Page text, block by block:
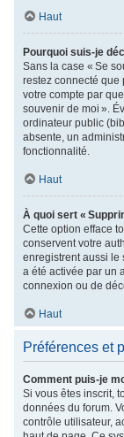
Haut
Pourquoi suis-je
Sans la case « Se
restez connecté que
votre compte par
souvenir de moi ».
ordinateur public
absente, un
fonctionnalité.
Haut
À quoi sert «
Cette option efface
conservent votre
enregistrent aussi le
a été activée par un
connexion ou de
Haut
Préférences et
Comment puis-je
Si vous êtes inscrit,
données du forum.
contrôle utilisateur,